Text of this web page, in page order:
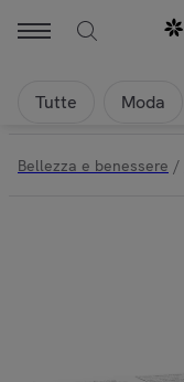
Tutte Moda
Bellezza e benessere /